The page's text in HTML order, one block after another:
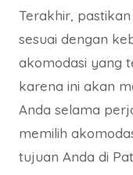
Terakhir,
sesuai dengan
akomodasi yang
karena ini akan
Anda selama
memilih
tujuan Anda di